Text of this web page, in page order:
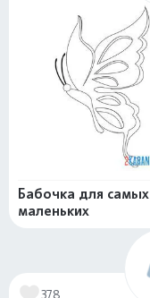
Бабочка для самых
маленьких
378